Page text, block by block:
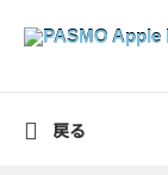
戻る